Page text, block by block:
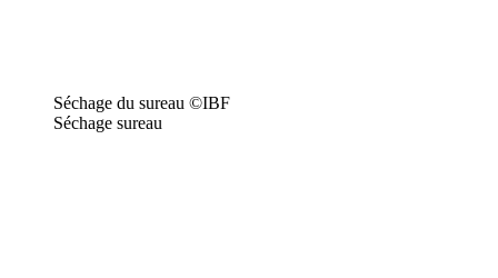
Séchage du sureau ©IBF
Séchage sureau